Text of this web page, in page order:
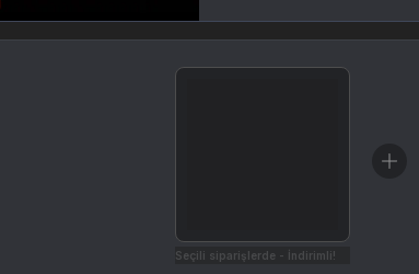
Seçili siparişlerde - İndirimli!